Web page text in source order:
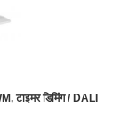
टाइमर डिमिंग / DALI